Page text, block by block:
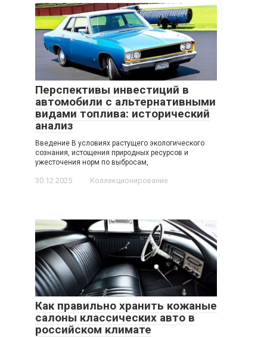
Перспективы инвестиций в
автомобили с альтернативными
видами топлива: исторический
анализ
Введение В условиях растущего экологического
сознания, истощения природных ресурсов и
ужесточения норм по выбросам,
30.12.2025 Коллекционирование
Как правильно хранить кожаные
салоны классических авто в
российском климате